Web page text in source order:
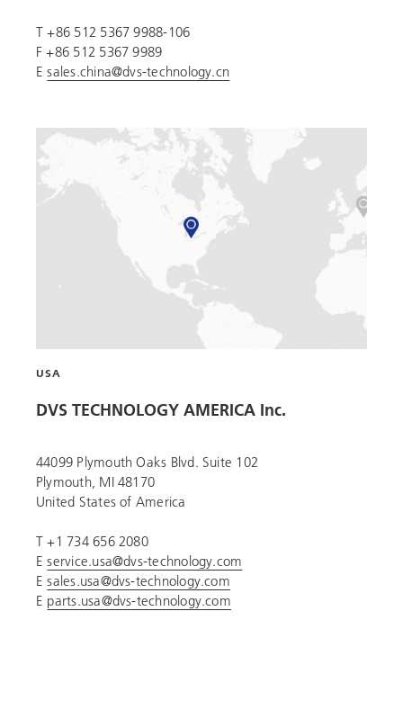
T +86 512 5367 9988-106
F +86 512 5367 9989
Esales.china@dvs-technology.cn
USA
DVS TECHNOLOGY AMERICA Inc.
44099 Plymouth Oaks Blvd. Suite 102
Plymouth, MI 48170
United States of America
T +1 734 656 2080
Eservice.usa@dvs-technology.com
Esales.usa@dvs-technology.com
E parts.usa@dvs-technology.com